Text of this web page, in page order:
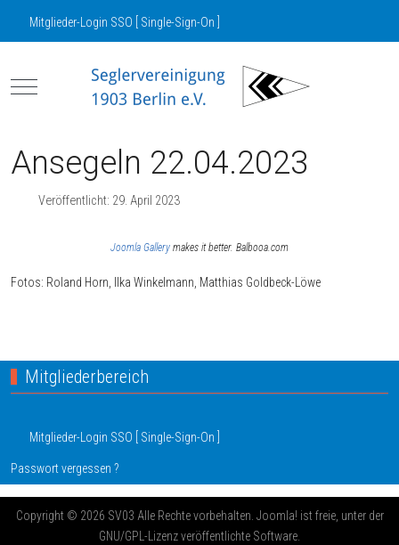
Mitglieder-Login SSO [ Single-Sign-On ]
Mobile Menu Toggle
Ansegeln 22.04.2023
Veröffentlicht: 29. April 2023
Joomla Gallery makes it better. Balbooa.com
Fotos: Roland Horn, Ilka Winkelmann, Matthias Goldbeck-Löwe
Mitgliederbereich
Mitglieder-Login SSO [ Single-Sign-On ]
Passwort vergessen ?
Copyright © 2026 SV03 Alle Rechte vorbehalten. Joomla! ist freie, unter der
GNU/GPL-Lizenz veröffentlichte Software.